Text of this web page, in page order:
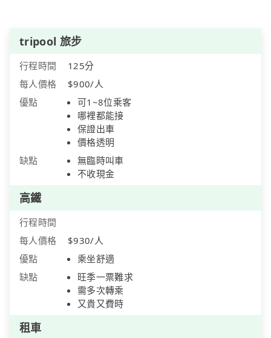
tripool 旅步
行程時間
125分
每人價格
$900/人
優點
可1~8位乘客
哪裡都能接
保證出車
價格透明
缺點
無臨時叫車
不收現金
高鐵
行程時間
每人價格
$930/人
優點
乘坐舒適
缺點
旺季一票難求
需多次轉乘
又貴又費時
租車